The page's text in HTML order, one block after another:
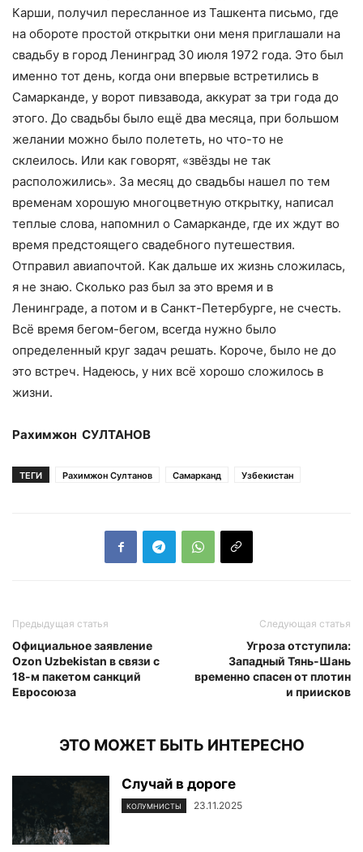
Карши, получил пересланное из Ташкента письмо, где
на обороте простой открытки они меня приглашали на
свадьбу в город Ленинград 30 июля 1972 года. Это был
именно тот день, когда они впервые встретились в
Самарканде, у ворот пивзавода, аккурат за три года до
этого. До свадьбы было ещё два месяца, при большом
желании можно было полететь, но что-то не
склеилось. Или как говорят, «звёзды не так
расположились». За месяц до свадьбы нашел по тем
временам хорошую многоцветную открытку, написал
теплые слова, напомнил о Самарканде, где их ждут во
время предстоящего свадебного путешествия.
Отправил авиапочтой. Как дальше их жизнь сложилась,
я не знаю. Сколько раз был за это время и в
Ленинграде, а потом и в Санкт-Петербурге, не счесть.
Всё время бегом-бегом, всегда нужно было
определенный круг задач решать. Короче, было не до
это встреч. Надеюсь, у них всё хорошо сложилось в
жизни.
Рахимжон СУЛТАНОВ
ТЕГИ Рахимжон Султанов Самарканд Узбекистан
Предыдущая статья
Официальное заявление
Ozon Uzbekistan в связи с
18-м пакетом санкций
Евросоюза
Следующая статья
Угроза отступила:
Западный Тянь-Шань
временно спасен от плотин
и приисков
ЭТО МОЖЕТ БЫТЬ ИНТЕРЕСНО
Случай в дороге
КОЛУМНИСТЫ 23.11.2025